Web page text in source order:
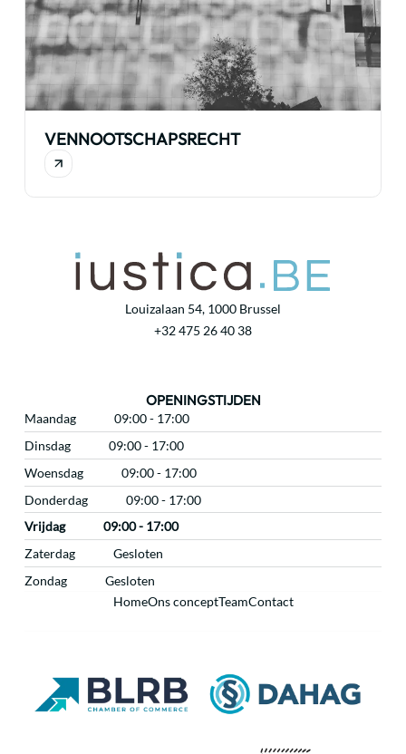
VENNOOTSCHAPSRECHT
Louizalaan 54, 1000 Brussel
+32 475 26 40 38
OPENINGSTIJDEN
Maandag
09:00 - 17:00
Dinsdag
09:00 - 17:00
Woensdag
09:00 - 17:00
Donderdag
09:00 - 17:00
Vrijdag
09:00 - 17:00
Zaterdag
Gesloten
Zondag
Gesloten
HomeOns conceptTeamContact